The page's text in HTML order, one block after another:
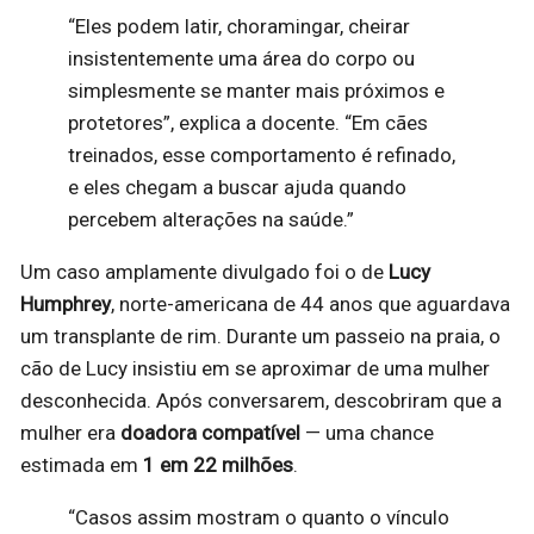
“Eles podem latir, choramingar, cheirar
insistentemente uma área do corpo ou
simplesmente se manter mais próximos e
protetores”, explica a docente. “Em cães
treinados, esse comportamento é refinado,
e eles chegam a buscar ajuda quando
percebem alterações na saúde.”
Um caso amplamente divulgado foi o de Lucy
Humphrey, norte-americana de 44 anos que aguardava
um transplante de rim. Durante um passeio na praia, o
cão de Lucy insistiu em se aproximar de uma mulher
desconhecida. Após conversarem, descobriram que a
mulher era doadora compatível — uma chance
estimada em 1 em 22 milhões.
“Casos assim mostram o quanto o vínculo